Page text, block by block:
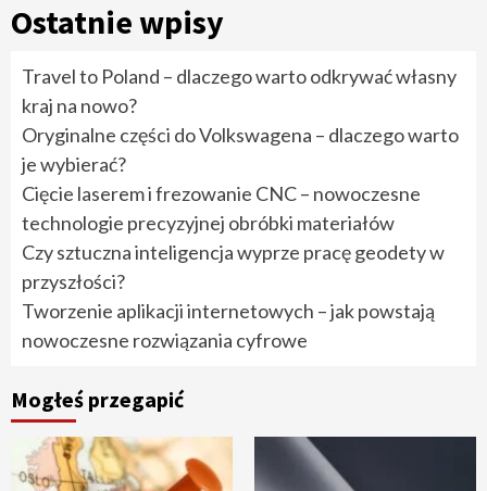
Ostatnie wpisy
Travel to Poland – dlaczego warto odkrywać własny
kraj na nowo?
Oryginalne części do Volkswagena – dlaczego warto
je wybierać?
Cięcie laserem i frezowanie CNC – nowoczesne
technologie precyzyjnej obróbki materiałów
Czy sztuczna inteligencja wyprze pracę geodety w
przyszłości?
Tworzenie aplikacji internetowych – jak powstają
nowoczesne rozwiązania cyfrowe
Mogłeś przegapić